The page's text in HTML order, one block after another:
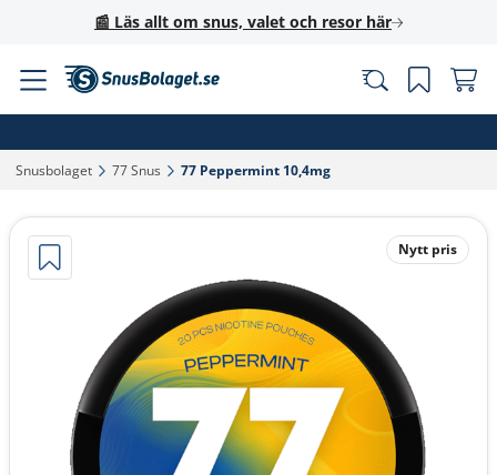
📰 Läs allt om snus, valet och resor här
Snusbolaget‎ 77 Snus‎ 77 Peppermint 10,4mg‎
Nytt pris